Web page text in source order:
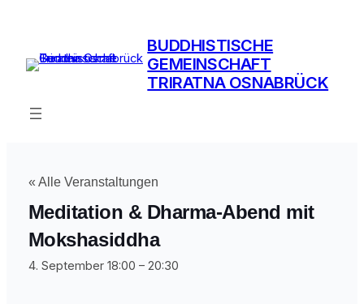
BUDDHISTISCHE
GEMEINSCHAFT
TRIRATNA OSNABRÜCK
« Alle Veranstaltungen
Meditation & Dharma-Abend mit
Mokshasiddha
4. September 18:00 – 20:30